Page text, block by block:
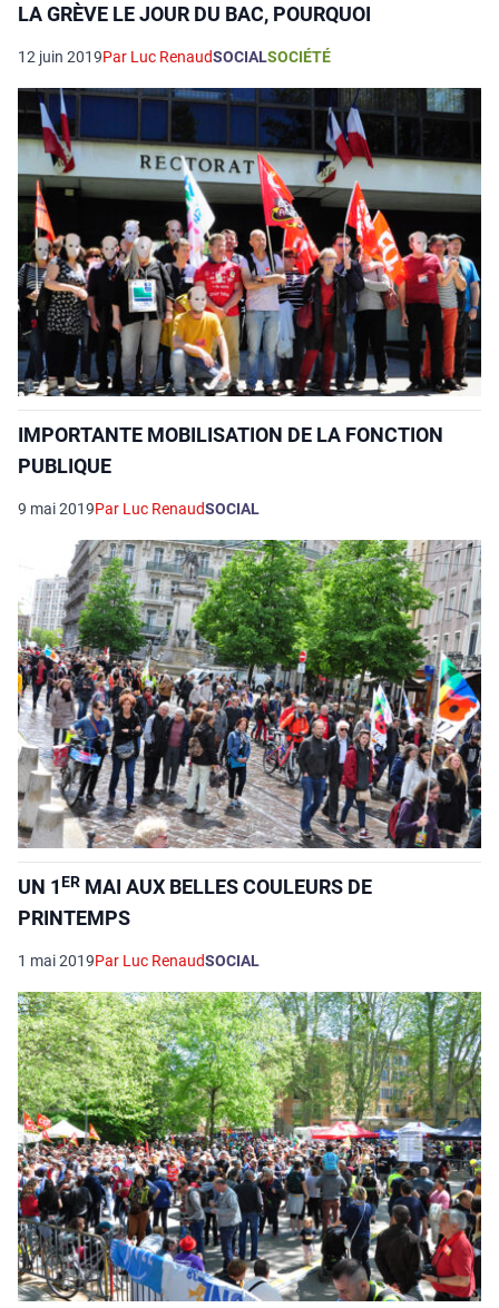
LA GRÈVE LE JOUR DU BAC, POURQUOI
12 juin 2019Par Luc RenaudSOCIALSOCIÉTÉ
IMPORTANTE MOBILISATION DE LA FONCTION
PUBLIQUE
9 mai 2019Par Luc RenaudSOCIAL
UN 1ER MAI AUX BELLES COULEURS DE
PRINTEMPS
1 mai 2019Par Luc RenaudSOCIAL